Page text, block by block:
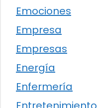
Emociones
Empresa
Empresas
Energía
Enfermería